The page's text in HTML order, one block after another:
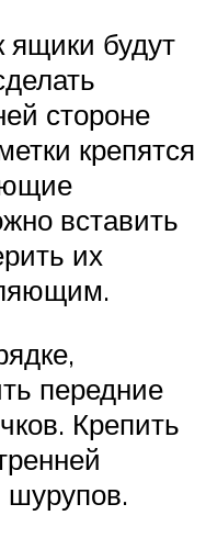
ящики будут
стороне
крепятся
вставить
их
передние
Крепить